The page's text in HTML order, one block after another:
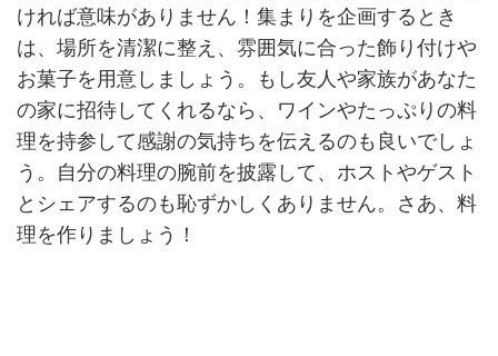
ければ意味がありません！集まりを企画するとき
は、場所を清潔に整え、雰囲気に合った飾り付けや
お菓子を用意しましょう。もし友人や家族があなた
の家に招待してくれるなら、ワインやたっぷりの料
理を持参して感謝の気持ちを伝えるのも良いでしょ
う。自分の料理の腕前を披露して、ホストやゲスト
とシェアするのも恥ずかしくありません。さあ、料
理を作りましょう！